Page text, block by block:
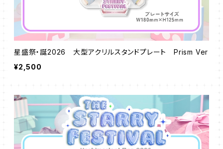
星盛祭・誕2026 大型アクリルスタンドプレート Prism Ver
¥2,500